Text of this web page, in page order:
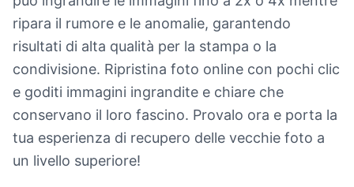
ripara il rumore e le anomalie, garantendo
risultati di alta qualità per la stampa o la
condivisione. Ripristina foto online con pochi clic
e goditi immagini ingrandite e chiare che
conservano il loro fascino. Provalo ora e porta la
tua esperienza di recupero delle vecchie foto a
un livello superiore!